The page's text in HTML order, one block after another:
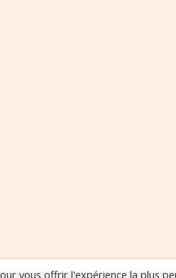
vous offrir l'expérience la plus